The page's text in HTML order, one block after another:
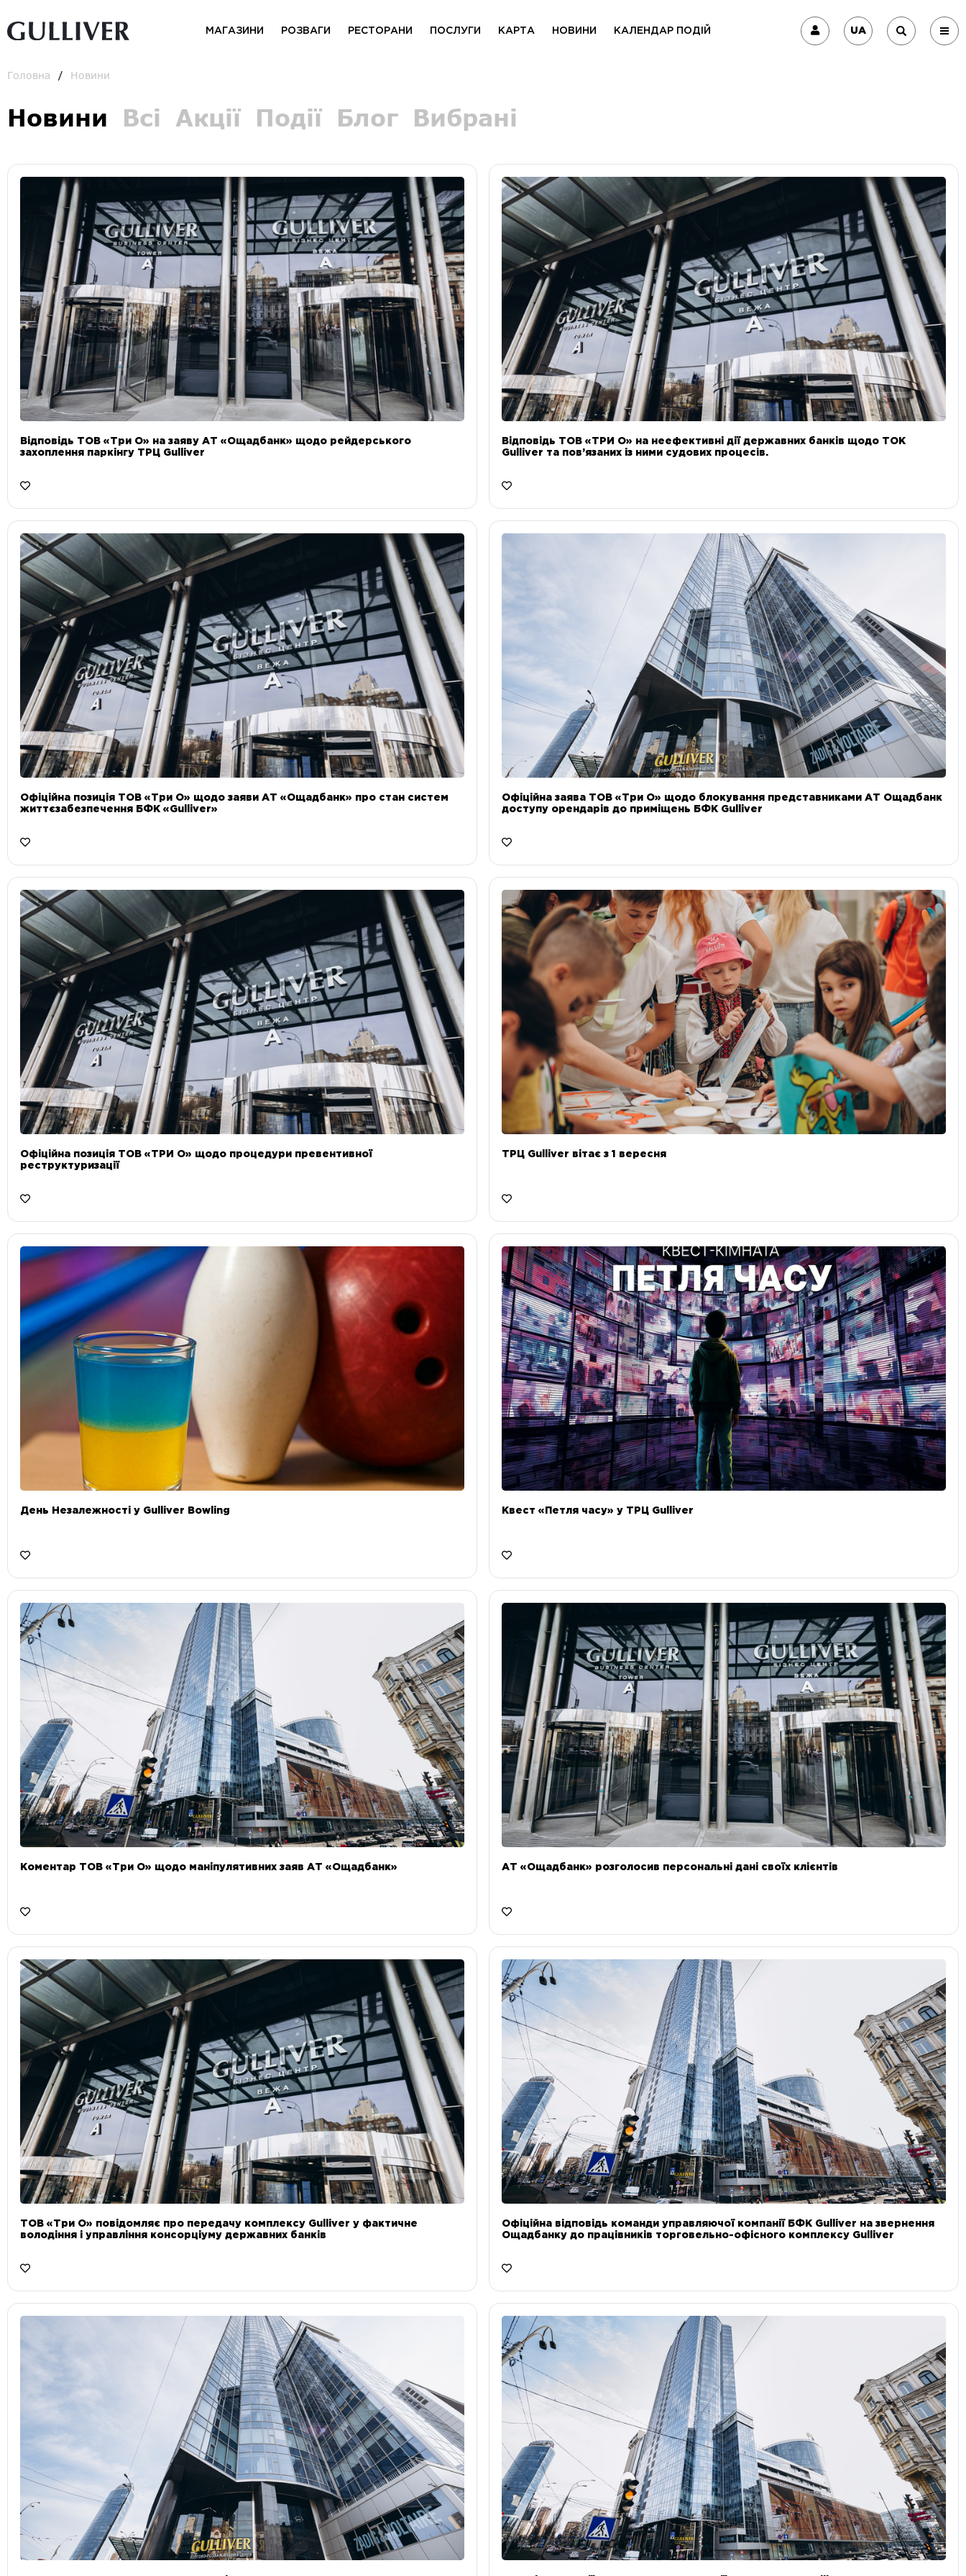
МАГАЗИНИ РОЗВАГИ РЕСТОРАНИ ПОСЛУГИ КАРТА НОВИНИ КАЛЕНДАР ПОДІЙ UA
Головна Новини
Новини Всі Акції Події Блог Вибрані
Відповідь ТОВ «Три О» на заяву АТ «Ощадбанк» щодо рейдерського
захоплення паркінгу ТРЦ Gulliver
Відповідь ТОВ «ТРИ О» на неефективні дії державних банків щодо ТОК
Gulliver та пов’язаних із ними судових процесів.
Офіційна позиція ТОВ «Три О» щодо заяви АТ «Ощадбанк» про стан систем
життєзабезпечення БФК «Gulliver»
Офіційна заява ТОВ «Три О» щодо блокування представниками АТ Ощадбанк
доступу орендарів до приміщень БФК Gulliver
Офіційна позиція ТОВ «ТРИ О» щодо процедури превентивної
реструктуризації
ТРЦ Gulliver вітає з 1 вересня
День Незалежності у Gulliver Bowling Квест «Петля часу» у ТРЦ Gulliver
Коментар ТОВ «Три О» щодо маніпулятивних заяв АТ «Ощадбанк» АТ «Ощадбанк» розголосив персональні дані своїх клієнтів
ТОВ «Три О» повідомляє про передачу комплексу Gulliver у фактичне
володіння і управління консорціуму державних банків
Офіційна відповідь команди управляючої компанії БФК Gulliver на звернення
Ощадбанку до працівників торговельно-офісного комплексу Gulliver